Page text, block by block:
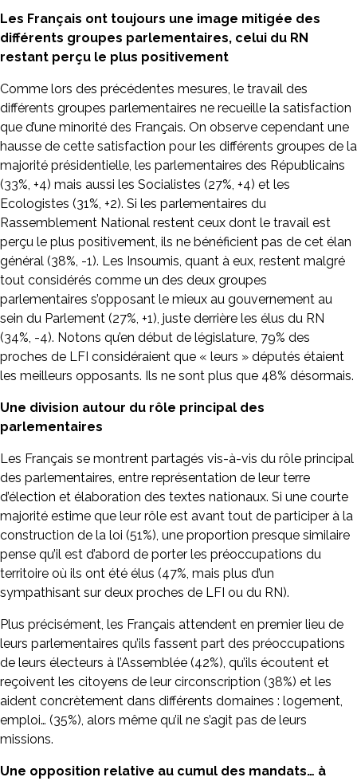
Les Français ont toujours une image mitigée des
différents groupes parlementaires, celui du RN
restant perçu le plus positivement
Comme lors des précédentes mesures, le travail des
différents groupes parlementaires ne recueille la satisfaction
que d’une minorité des Français. On observe cependant une
hausse de cette satisfaction pour les différents groupes de la
majorité présidentielle, les parlementaires des Républicains
(33%, +4) mais aussi les Socialistes (27%, +4) et les
Ecologistes (31%, +2). Si les parlementaires du
Rassemblement National restent ceux dont le travail est
perçu le plus positivement, ils ne bénéficient pas de cet élan
général (38%, -1). Les Insoumis, quant à eux, restent malgré
tout considérés comme un des deux groupes
parlementaires s’opposant le mieux au gouvernement au
sein du Parlement (27%, +1), juste derrière les élus du RN
(34%, -4). Notons qu’en début de législature, 79% des
proches de LFI considéraient que « leurs » députés étaient
les meilleurs opposants. Ils ne sont plus que 48% désormais.
Une division autour du rôle principal des
parlementaires
Les Français se montrent partagés vis-à-vis du rôle principal
des parlementaires, entre représentation de leur terre
d’élection et élaboration des textes nationaux. Si une courte
majorité estime que leur rôle est avant tout de participer à la
construction de la loi (51%), une proportion presque similaire
pense qu’il est d’abord de porter les préoccupations du
territoire où ils ont été élus (47%, mais plus d’un
sympathisant sur deux proches de LFI ou du RN).
Plus précisément, les Français attendent en premier lieu de
leurs parlementaires qu’ils fassent part des préoccupations
de leurs électeurs à l’Assemblée (42%), qu’ils écoutent et
reçoivent les citoyens de leur circonscription (38%) et les
aident concrètement dans différents domaines : logement,
emploi… (35%), alors même qu’il ne s’agit pas de leurs
missions.
Une opposition relative au cumul des mandats… à